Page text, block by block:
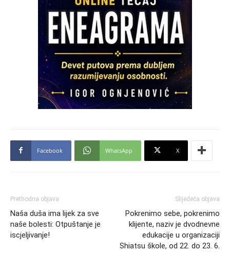
Facebook WhatsApp X
Prethodna objava
Naša duša ima lijek za sve
naše bolesti: Otpuštanje je
iscjeljivanje!
Slijedeća objava
Pokrenimo sebe, pokrenimo
klijente, naziv je dvodnevne
edukacije u organizaciji
Shiatsu škole, od 22. do 23. 6.